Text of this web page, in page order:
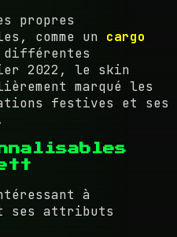
propres
comme un cargo
2022, le skin
marqué les
festives et ses
à
ses attributs